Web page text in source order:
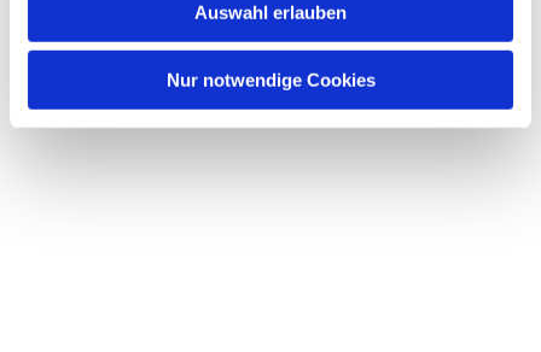
Auswahl erlauben
Nur notwendige Cookies